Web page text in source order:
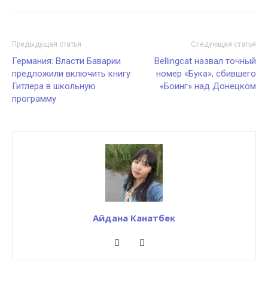
Предыдущая статья
Германия: Власти Баварии
предложили включить книгу
Гитлера в школьную
программу
Следующая статья
Bellingcat назвал точный
номер «Бука», сбившего
«Боинг» над Донецком
Айдана Канатбек